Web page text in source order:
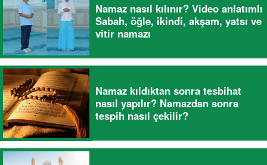
Namaz nasıl kılınır? Video anlatımlı
Sabah, öğle, ikindi, akşam, yatsı ve
vitir namazı
Namaz kıldıktan sonra tesbihat
nasıl yapılır? Namazdan sonra
tespih nasıl çekilir?